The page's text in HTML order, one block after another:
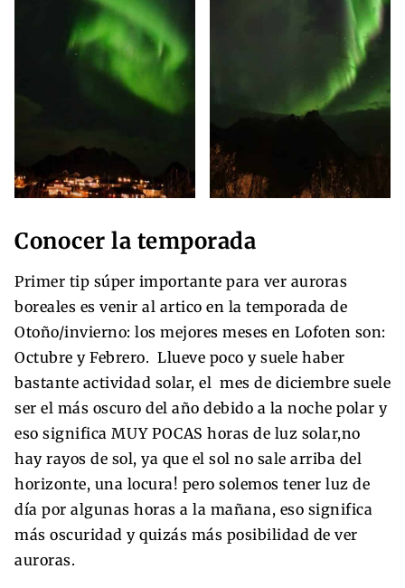
Conocer la temporada
Primer tip súper importante para ver auroras
boreales es venir al artico en la temporada de
Otoño/invierno: los mejores meses en Lofoten son:
Octubre y Febrero. Llueve poco y suele haber
bastante actividad solar, el mes de diciembre suele
ser el más oscuro del año debido a la noche polar y
eso significa MUY POCAS horas de luz solar,no
hay rayos de sol, ya que el sol no sale arriba del
horizonte, una locura! pero solemos tener luz de
día por algunas horas a la mañana, eso significa
más oscuridad y quizás más posibilidad de ver
auroras.